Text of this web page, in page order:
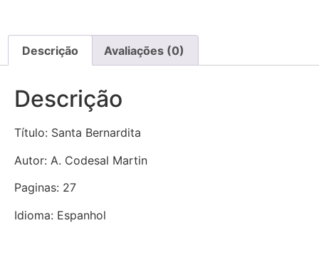
Descrição Avaliações (0)
Descrição
Título: Santa Bernardita
Autor: A. Codesal Martin
Paginas: 27
Idioma: Espanhol